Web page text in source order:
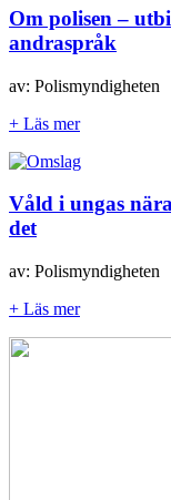
Om polisen –
andraspråk
av: Polismyndigheten
+ Läs mer
Våld i ungas
det
av: Polismyndigheten
+ Läs mer